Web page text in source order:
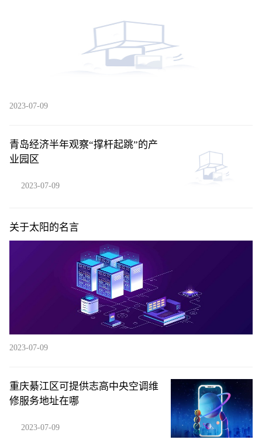
2023-07-09
青岛经济半年观察“撑杆起跳”的产
业园区
2023-07-09
关于太阳的名言
2023-07-09
重庆綦江区可提供志高中央空调维
修服务地址在哪
2023-07-09